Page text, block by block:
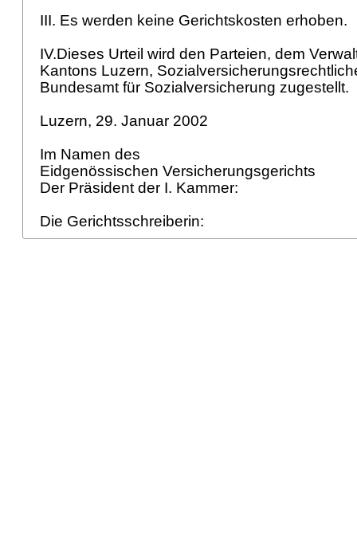
III. Es werden keine Gerichtskosten erhoben.
IV.Dieses Urteil wird den Parteien, dem
Kantons Luzern,
Bundesamt für Sozialversicherung zugestellt.
Luzern, 29. Januar 2002
Im Namen des
Eidgenössischen Versicherungsgerichts
Der Präsident der I. Kammer:
Die Gerichtsschreiberin: